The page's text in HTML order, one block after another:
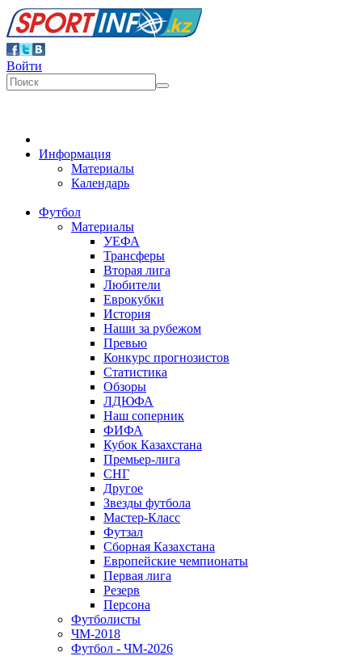
Войти
Информация
Материалы
Календарь
Футбол
Материалы
УЕФА
Трансферы
Вторая лига
Любители
Еврокубки
История
Наши за рубежом
Превью
Конкурс прогнозистов
Статистика
Обзоры
ЛДЮФА
Наш соперник
ФИФА
Кубок Казахстана
Премьер-лига
СНГ
Другое
Звезды футбола
Мастер-Класс
Футзал
Сборная Казахстана
Европейские чемпионаты
Первая лига
Резерв
Персона
Футболисты
ЧМ-2018
Футбол - ЧМ-2026